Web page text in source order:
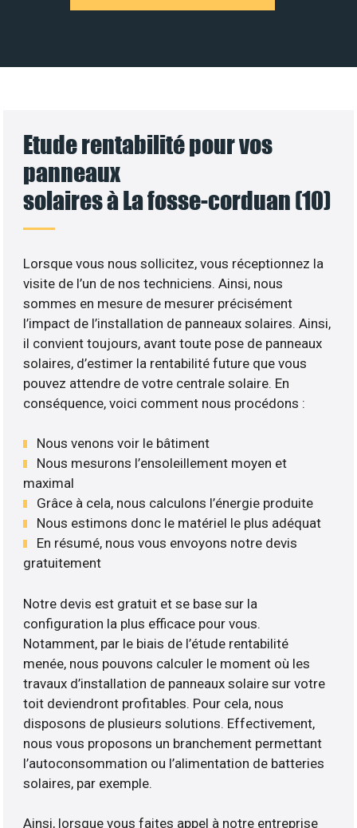
Etude rentabilité pour vos
panneaux
solaires à La fosse-corduan (10)
Lorsque vous nous sollicitez, vous réceptionnez la
visite de l’un de nos techniciens. Ainsi, nous
sommes en mesure de mesurer précisément
l’impact de l’installation de panneaux solaires. Ainsi,
il convient toujours, avant toute pose de panneaux
solaires, d’estimer la rentabilité future que vous
pouvez attendre de votre centrale solaire. En
conséquence, voici comment nous procédons :
Nous venons voir le bâtiment
Nous mesurons l’ensoleillement moyen et
maximal
Grâce à cela, nous calculons l’énergie produite
Nous estimons donc le matériel le plus adéquat
En résumé, nous vous envoyons notre devis
gratuitement
Notre devis est gratuit et se base sur la
configuration la plus efficace pour vous.
Notamment, par le biais de l’étude rentabilité
menée, nous pouvons calculer le moment où les
travaux d’installation de panneaux solaire sur votre
toit deviendront profitables. Pour cela, nous
disposons de plusieurs solutions. Effectivement,
nous vous proposons un branchement permettant
l’autoconsommation ou l’alimentation de batteries
solaires, par exemple.
Ainsi, lorsque vous faites appel à notre entreprise